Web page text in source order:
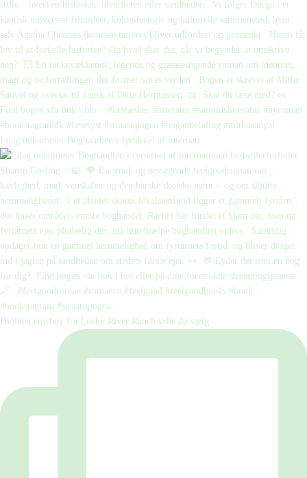
I dag udkommer Boghandlen i fyrtårnet af internati
Hvilken cowboy fra Lucky River Ranch ville du vælg